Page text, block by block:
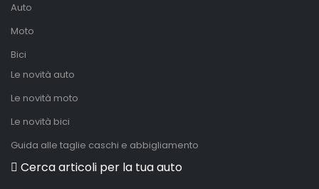
Auto
Moto
Bici
Le novità auto
Le novità moto
Le novità bici
Guida alle taglie caschi e abbigliamento
Cerca articoli per la tua auto